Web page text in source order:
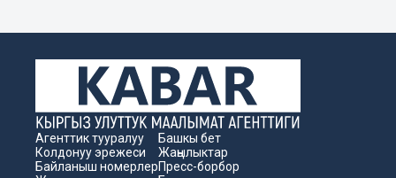
Агенттик тууралуу
Колдонуу эрежеси
Байланыш номерлер
Башкы бет
Жаңылыктар
Пресс-борбор